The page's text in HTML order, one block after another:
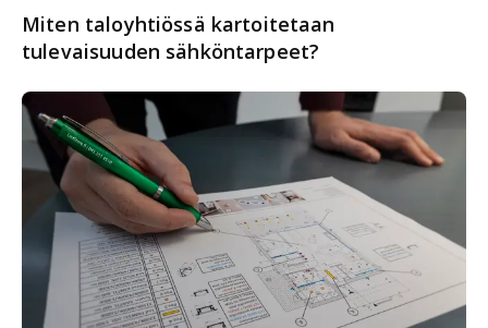
Miten taloyhtiössä kartoitetaan
tulevaisuuden sähköntarpeet?